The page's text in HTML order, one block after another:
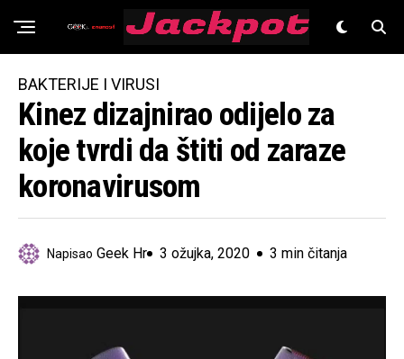
Znanost
BAKTERIJE I VIRUSI
Kinez dizajnirao odijelo za
koje tvrdi da štiti od zaraze
koronavirusom
Napisao Geek Hr 3 ožujka, 2020 3 min čitanja